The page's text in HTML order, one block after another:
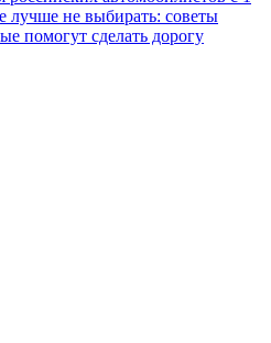
лучше не выбирать: советы
помогут сделать дорогу